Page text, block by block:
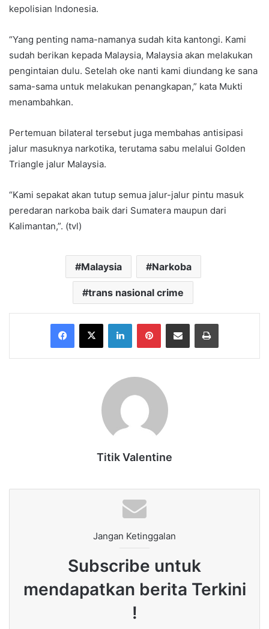
kepolisian Indonesia.
“Yang penting nama-namanya sudah kita kantongi. Kami
sudah berikan kepada Malaysia, Malaysia akan melakukan
pengintaian dulu. Setelah oke nanti kami diundang ke sana
sama-sama untuk melakukan penangkapan,” kata Mukti
menambahkan.
Pertemuan bilateral tersebut juga membahas antisipasi
jalur masuknya narkotika, terutama sabu melalui Golden
Triangle jalur Malaysia.
“Kami sepakat akan tutup semua jalur-jalur pintu masuk
peredaran narkoba baik dari Sumatera maupun dari
Kalimantan,”. (tvl)
Malaysia Narkoba
trans nasional crime
Facebook
X LinkedInPinterestShare via Email Print
Titik Valentine
Jangan Ketinggalan
Subscribe untuk
mendapatkan berita Terkini
!